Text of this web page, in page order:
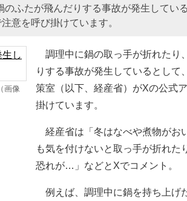
ふたが飛んだりする事故が発生してい
意を呼び掛けています。
画像
調理中に鍋の取っ手が折れたり
りする事故が発生しているとして
策室（以下、経産省）がXの公式
掛けています。
経産省は「冬はなべや煮物がお
も気を付けないと取っ手が折れた
恐れが…」などとXでコメント。
例えば、調理中に鍋を持ち上げ